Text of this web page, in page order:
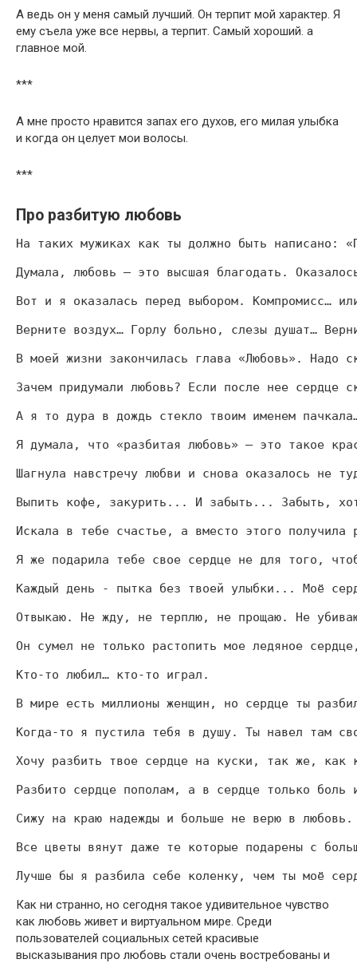
А ведь он у меня самый лучший. Он терпит мой характер. Я
ему съела уже все нервы, а терпит. Самый хороший. а
главное мой.
***
А мне просто нравится запах его духов, его милая улыбка
и когда он целует мои волосы.
***
Про разбитую любовь
На таких мужиках как ты должно быть написано:
Думала, любовь – это высшая благодать.
Вот и я оказалась перед выбором. Компромисс…
Верните воздух… Горлу больно, слезы душат…
В моей жизни закончилась глава «Любовь». Надо
Зачем придумали любовь? Если после нее сердце
А я то дура в дождь стекло твоим именем
Я думала, что «разбитая любовь» – это такое
Шагнула навстречу любви и снова оказалось не
Выпить кофе, закурить... И забыть... Забыть,
Искала в тебе счастье, а вместо этого получила
Я же подарила тебе свое сердце не для того,
Каждый день - пытка без твоей улыбки... Моё
Отвыкаю. Не жду, не терплю, не прощаю. Не
Он сумел не только растопить мое ледяное
Кто-то любил… кто-то играл.
В мире есть миллионы женщин, но сердце ты
Когда-то я пустила тебя в душу. Ты навел там
Хочу разбить твое сердце на куски, так же,
Разбито сердце пополам, а в сердце только боль
Сижу на краю надежды и больше не верю в любовь.
Все цветы вянут даже те которые подарены с
Лучше бы я разбила себе коленку, чем ты моё
Как ни странно, но сегодня такое удивительное чувство
как любовь живет и виртуальном мире. Среди
пользователей социальных сетей красивые
высказывания про любовь стали очень востребованы и